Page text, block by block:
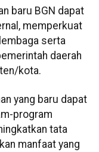
baru BGN dapat
memperkuat
serta
daerah
kota.
yang baru dapat
program
tata
manfaat yang